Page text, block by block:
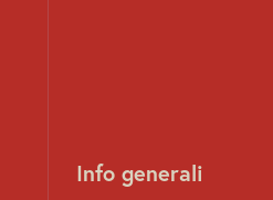
Info generali